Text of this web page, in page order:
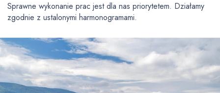
Sprawne wykonanie prac jest dla nas priorytetem. Działamy
zgodnie z ustalonymi harmonogramami.